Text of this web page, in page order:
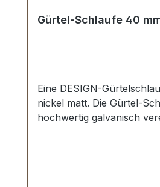
Gürtel-Schlaufe 40
Eine DESIGN-
nickel matt. Die Gürtel-
hochwertig galvanisch